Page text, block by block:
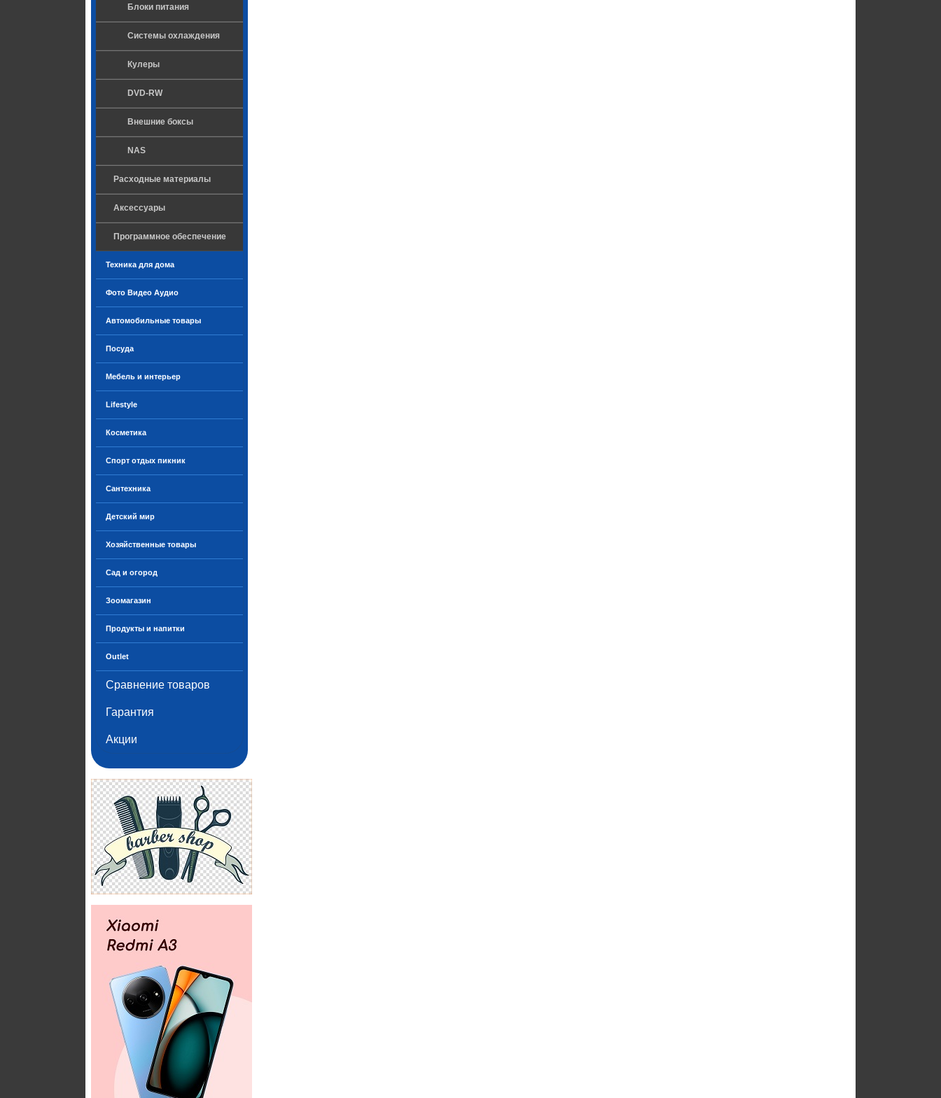
Блоки питания
Системы охлаждения
Кулеры
DVD-RW
Внешние боксы
NAS
Расходные материалы
Аксессуары
Программное обеспечение
Техника для дома
Фото Видео Аудио
Автомобильные товары
Посуда
Мебель и интерьер
Lifestyle
Косметика
Спорт отдых пикник
Сантехника
Детский мир
Хозяйственные товары
Сад и огород
Зоомагазин
Продукты и напитки
Outlet
Сравнение товаров
Гарантия
Акции